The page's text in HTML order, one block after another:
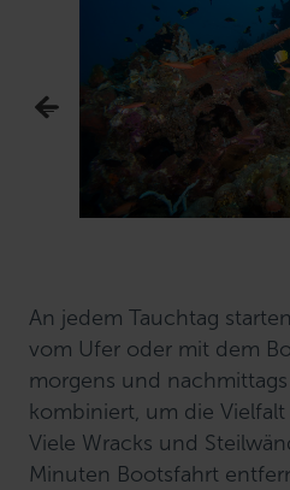
An jedem Tauchtag
vom Ufer oder mit dem
morgens und
kombiniert, um die
Viele Wracks und
Minuten Bootsfahrt